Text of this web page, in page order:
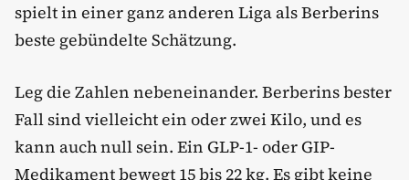
spielt in einer ganz anderen Liga als Berberins
beste gebündelte Schätzung.
Leg die Zahlen nebeneinander. Berberins bester
Fall sind vielleicht ein oder zwei Kilo, und es
kann auch null sein. Ein GLP-1- oder GIP-
Medikament bewegt 15 bis 22 kg. Es gibt keine